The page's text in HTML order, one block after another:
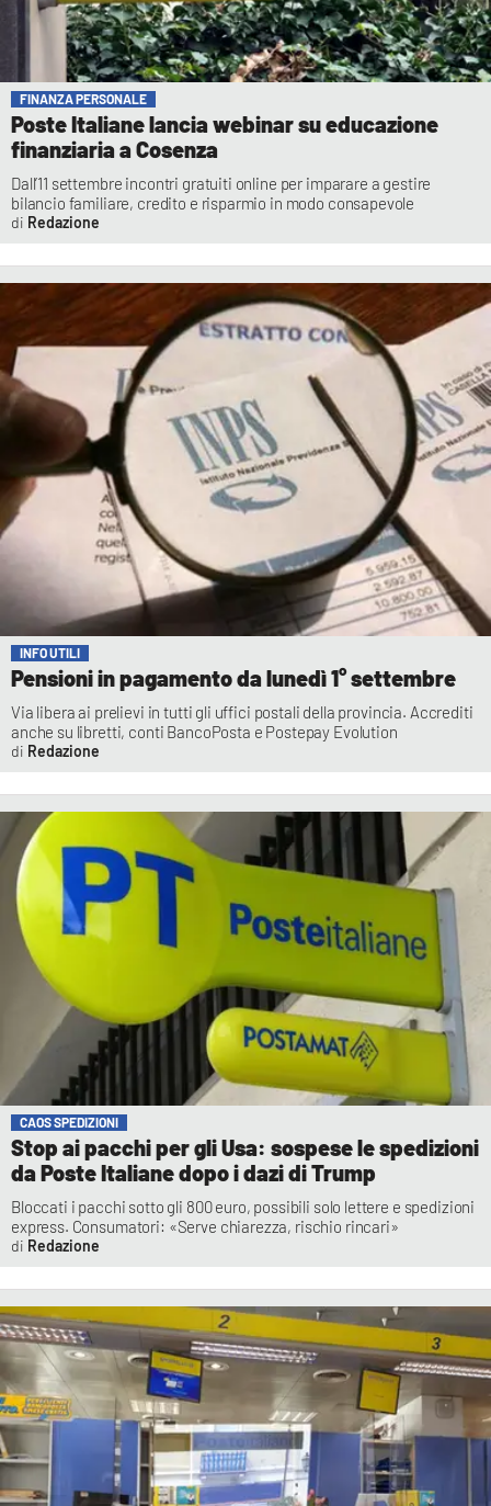
FINANZA PERSONALE
Poste Italiane lancia webinar su educazione
finanziaria a Cosenza
Dall’11 settembre incontri gratuiti online per imparare a gestire
bilancio familiare, credito e risparmio in modo consapevole
Redazione
INFO UTILI
Pensioni in pagamento da lunedì 1° settembre
Via libera ai prelievi in tutti gli uffici postali della provincia. Accrediti
anche su libretti, conti BancoPosta e Postepay Evolution
Redazione
CAOS SPEDIZIONI
Stop ai pacchi per gli Usa: sospese le spedizioni
da Poste Italiane dopo i dazi di Trump
Bloccati i pacchi sotto gli 800 euro, possibili solo lettere e spedizioni
express. Consumatori: «Serve chiarezza, rischio rincari»
Redazione